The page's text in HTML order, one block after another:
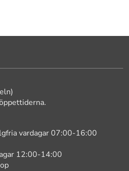
vardagar 07:00-16:00
12:00-14:00